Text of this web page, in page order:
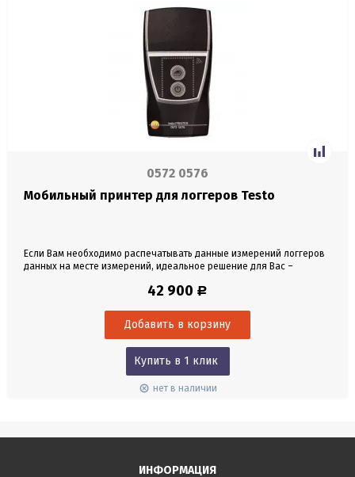
0572 0576
Мобильный принтер для логгеров Testo
Если Вам необходимо распечатывать данные измерений логгеров
данных на месте измерений, идеальное решение для Вас –
для распечатки результатов измерений логгеров данных.
использовать его непосредственно на месте измерения. Для...
42 900 Р
Купить в 1 клик
нет в наличии
ИНФОРМАЦИЯ